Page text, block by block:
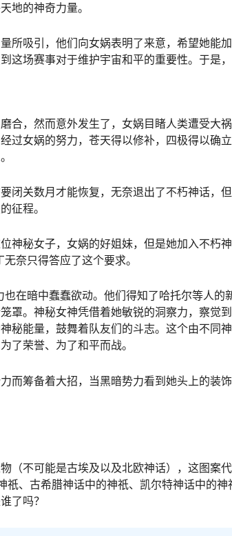
地的神奇力量。
所吸引，他们向女娲表明了来意，希望她能
这场赛事对于维护宇宙和平的重要性。于是
合，然而意外发生了，女娲目睹人类遭受大
过女娲的努力，苍天得以修补，四极得以确
闭关数月才能恢复，无奈退出了不朽神话，
征程。
神秘女子，女娲的好姐妹，但是她加入不朽
奈只得答应了这个要求。
也在暗中蠢蠢欲动。他们得知了哈托尔等人
罩。神秘女神凭借着她敏锐的洞察力，察觉
秘能量，鼓舞着队友们的斗志。这个由不同
了荣誉、为了和平而战。
而筹备着大招，当黑暗势力看到她头上的装
（不可能是古埃及以及北欧神话），这图案
、古希腊神话中的神祇、凯尔特神话中的
了吗？